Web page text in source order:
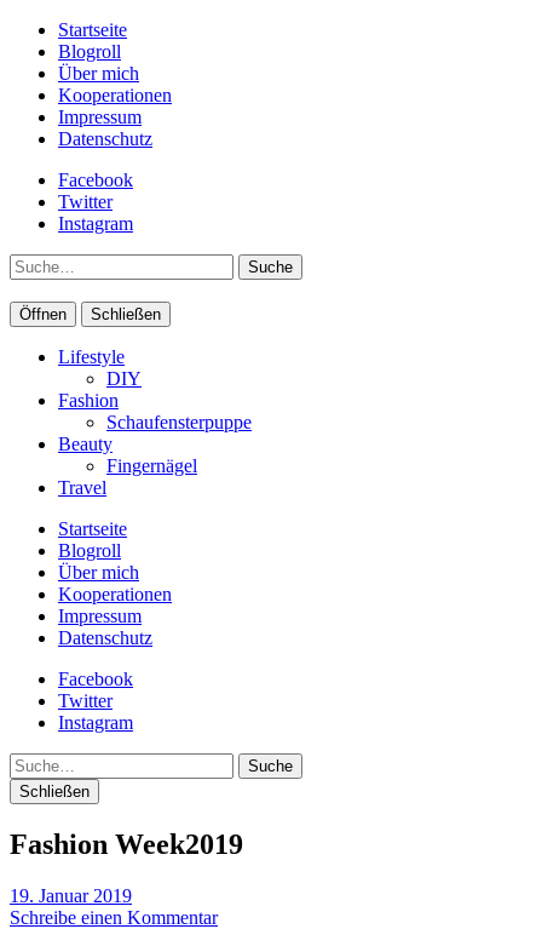
Startseite
Blogroll
Über mich
Kooperationen
Impressum
Datenschutz
Facebook
Twitter
Instagram
Suche
Öffnen Schließen
Lifestyle
DIY
Fashion
Schaufensterpuppe
Beauty
Fingernägel
Travel
Startseite
Blogroll
Über mich
Kooperationen
Impressum
Datenschutz
Facebook
Twitter
Instagram
Suche
Schließen
Fashion Week2019
19. Januar 2019
Schreibe einen Kommentar